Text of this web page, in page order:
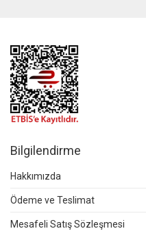
Bilgilendirme
Hakkımızda
Ödeme ve Teslimat
Mesafeli Satış Sözleşmesi